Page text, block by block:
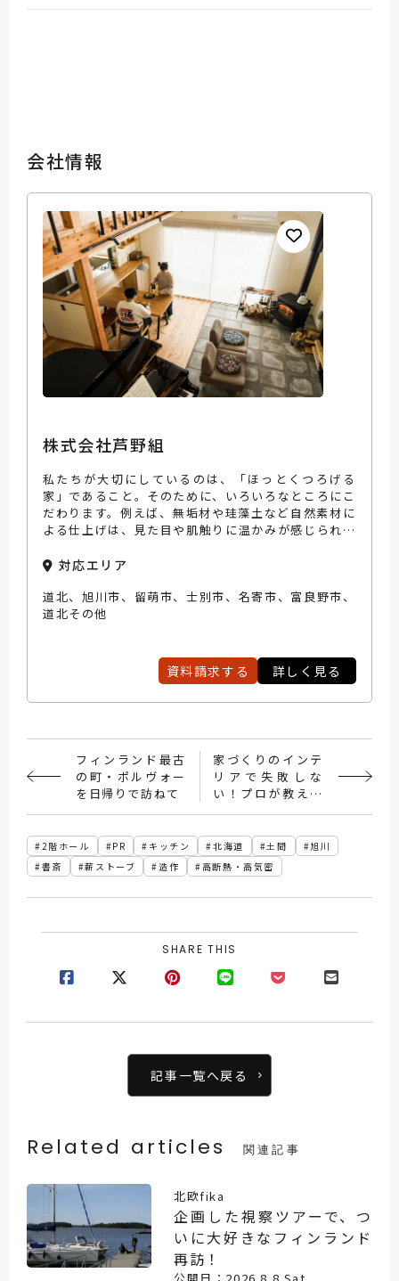
会社情報
株式会社芦野組
私たちが大切にしているのは、「ほっとくつろげる
家」であること。そのために、いろいろなところにこ
だわります。例えば、無垢材や珪藻土など自然素材に
よる仕上げは、見た目や肌触りに温かみが感じられ、
りの少ない家も、安心感が増し、くつろげます。照
加え、薪ストーブを主暖房に取り入れた快適に使いや
すく心地よい住まいづくりを進めたいと考えていま
対応エリア
道北、旭川市、留萌市、士別市、名寄市、富良野市、
道北その他
資料請求する 詳しく見る
フィンランド最古
の町・ポルヴォー
を日帰りで訪ねて
家づくりのインテ
リアで失敗しな
い！プロが教える
コーディネートの
2階ホール PR キッチン 北海道 土間
旭川
書斎
薪ストーブ 造作 高断熱・高気密
SHARE THIS
記事一覧へ戻る
Related articles 関連記事
北欧fika
企画した視察ツアーで、つ
いに大好きなフィンランド
再訪！